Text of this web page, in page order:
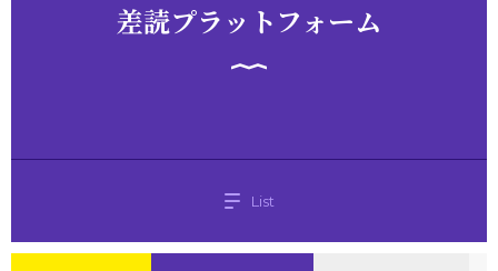
差読プラットフォーム
List